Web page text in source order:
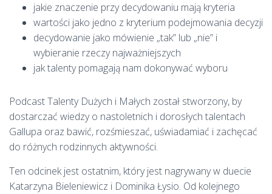
jakie znaczenie przy decydowaniu mają kryteria
wartości jako jedno z kryterium podejmowania decyzji
decydowanie jako mówienie „tak” lub „nie” i
wybieranie rzeczy najważniejszych
jak talenty pomagają nam dokonywać wyboru
Podcast Talenty Dużych i Małych został stworzony, by
dostarczać wiedzy o nastoletnich i dorosłych talentach
Gallupa oraz bawić, rozśmieszać, uświadamiać i zachęcać
do różnych rodzinnych aktywności.
Ten odcinek jest ostatnim, który jest nagrywany w duecie
Katarzyna Bieleniewicz i Dominika Łysio. Od kolejnego